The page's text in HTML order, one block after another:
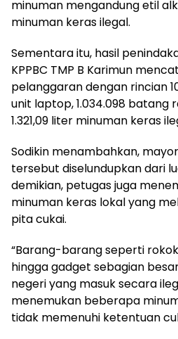
minuman mengandung etil
minuman keras ilegal.
Sementara itu, hasil
KPPBC TMP B Karimun
pelanggaran dengan rincian
unit laptop, 1.034.098 batang
1.321,09 liter minuman keras
Sodikin menambahkan,
tersebut diselundupkan dari
demikian, petugas juga
minuman keras lokal yang
pita cukai.
“Barang-barang seperti
hingga gadget sebagian
negeri yang masuk secara
menemukan beberapa
tidak memenuhi ketentuan